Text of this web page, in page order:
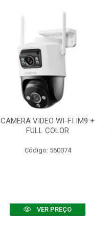
CAMERA VIDEO WI-FI IM9 +
FULL COLOR
Código: 560074
VER PREÇO